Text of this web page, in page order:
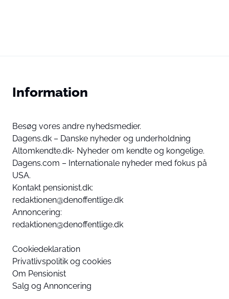
Information
Besøg vores andre nyhedsmedier.
Dagens.dk – Danske nyheder og underholdning
Altomkendte.dk- Nyheder om kendte og kongelige.
Dagens.com – Internationale nyheder med fokus på
USA.
Kontakt pensionist.dk:
redaktionen@denoffentlige.dk
Annoncering:
redaktionen@denoffentlige.dk
Cookiedeklaration
Privatlivspolitik og cookies
Om Pensionist
Salg og Annoncering